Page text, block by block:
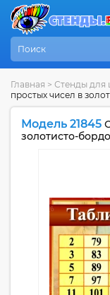
Главная > Стенды для
простых чисел в
Модель 21845
золотисто-